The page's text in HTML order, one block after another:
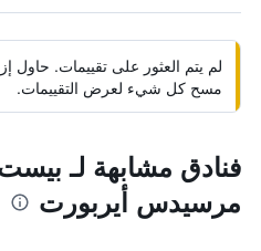
لم يتم العثور على تقييمات. حاول
مسح كل شيء لعرض التقييمات.
فنادق مشابهة لـ
مرسيدس أيربورت